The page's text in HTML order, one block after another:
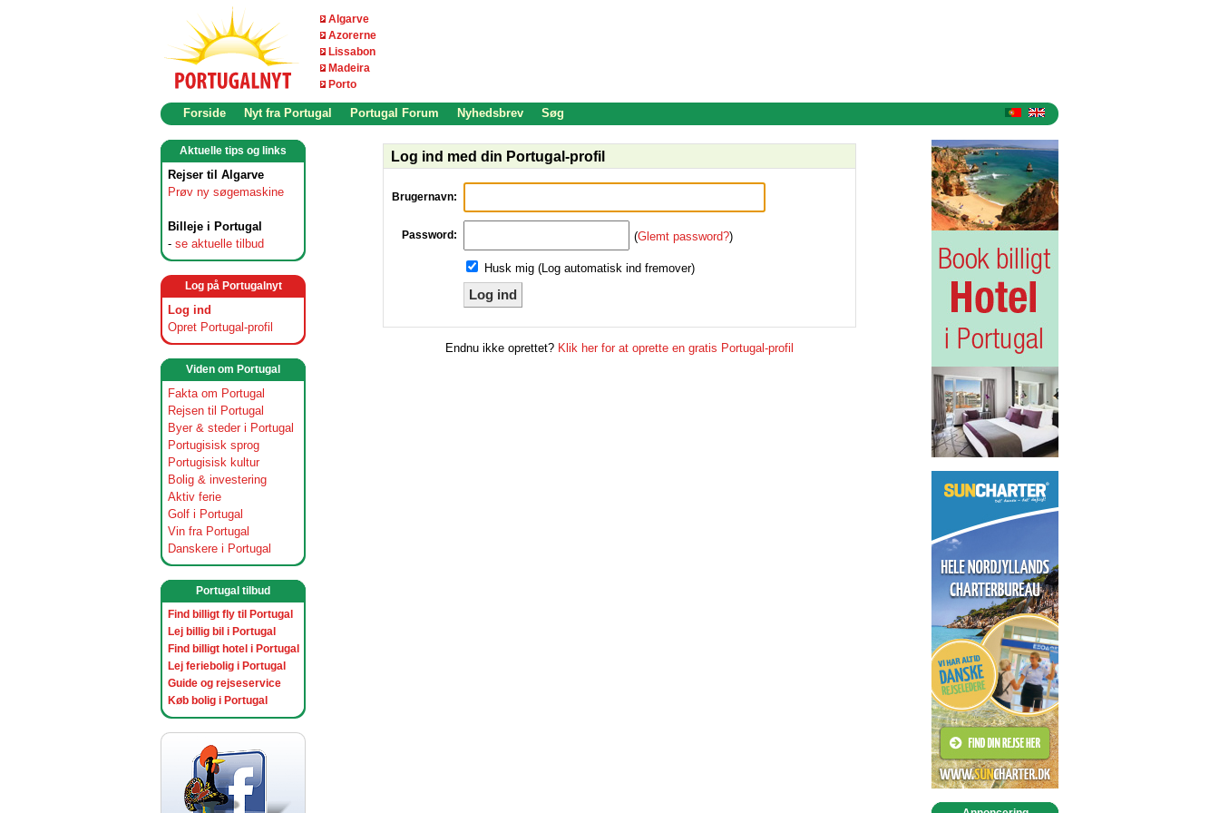
Algarve
Azorerne
Lissabon
Madeira
Porto
Forside Nyt fra Portugal Portugal Forum Nyhedsbrev Søg
Aktuelle tips og links
Rejser til Algarve
Prøv ny søgemaskine
Billeje i Portugal
- se aktuelle tilbud
Log på Portugalnyt
Log ind
Opret Portugal-profil
Viden om Portugal
Fakta om Portugal
Rejsen til Portugal
Byer & steder i Portugal
Portugisisk sprog
Portugisisk kultur
Bolig & investering
Aktiv ferie
Golf i Portugal
Vin fra Portugal
Danskere i Portugal
Portugal tilbud
Find billigt fly til Portugal
Lej billig bil i Portugal
Find billigt hotel i Portugal
Lej feriebolig i Portugal
Guide og rejseservice
Køb bolig i Portugal
Log ind med din Portugal-profil
Brugernavn:
Password: (Glemt password?)
Husk mig (Log automatisk ind fremover)
Log ind
Endnu ikke oprettet? Klik her for at oprette en gratis Portugal-profil